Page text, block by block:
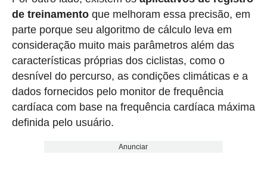
de treinamentoque melhoram essa precisão, em
parte porque seu algoritmo de cálculo leva em
consideração muito mais parâmetros além das
características próprias dos ciclistas, como o
desnível do percurso, as condições climáticas e a
dados fornecidos pelo monitor de frequência
cardíaca com base na frequência cardíaca máxima
definida pelo usuário.
Anunciar